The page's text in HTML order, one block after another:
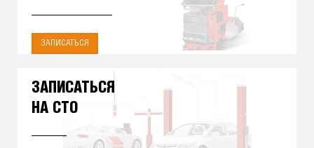
ЗАПИСАТЬСЯ
ЗАПИСАТЬСЯ
НА СТО